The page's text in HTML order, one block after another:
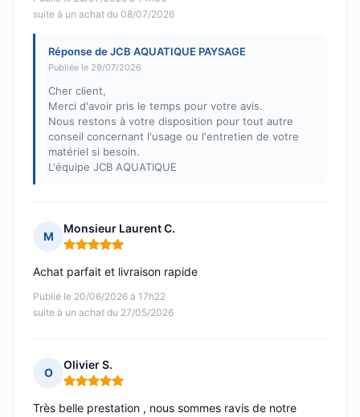
suite à un achat du 08/07/2026
Réponse de JCB AQUATIQUE PAYSAGE
Publiée le 29/07/2026
Cher client,
Merci d'avoir pris le temps pour votre avis.
Nous restons à votre disposition pour tout autre
conseil concernant l'usage ou l'entretien de votre
matériel si besoin.
L'équipe JCB AQUATIQUE
M
Monsieur Laurent C.
Note : 5 sur 5
Publié le 20/06/2026 à 17h22
suite à un achat du 27/05/2026
Achat parfait et livraison rapide
O
Olivier S.
Note : 5 sur 5
Très belle prestation , nous sommes ravis de notre